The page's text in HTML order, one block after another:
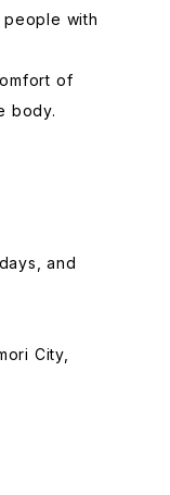
with
of
body.
and
City,